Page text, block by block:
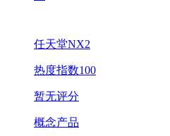
任天堂NX2
热度指数100
暂无评分
概念产品